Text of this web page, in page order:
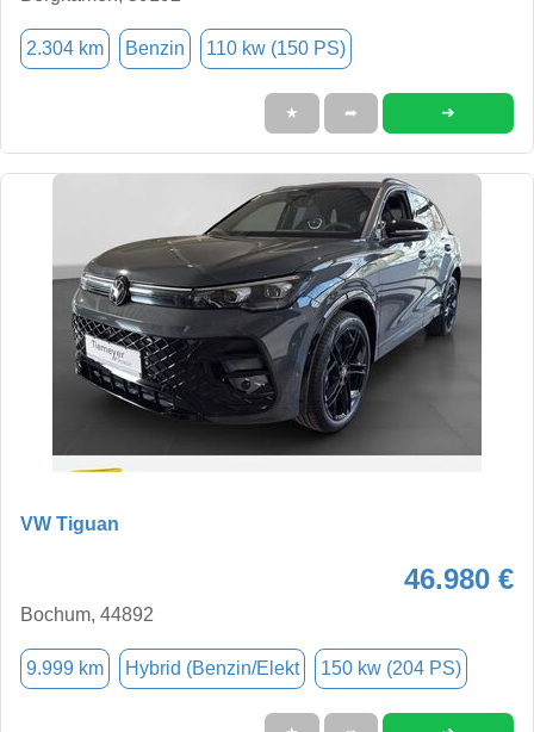
2.304 km Benzin 110 kw (150 PS)
★ ➦ ➜
VW Tiguan
46.980 €
Bochum, 44892
9.999 km Hybrid (Benzin/Elekt 150 kw (204 PS)